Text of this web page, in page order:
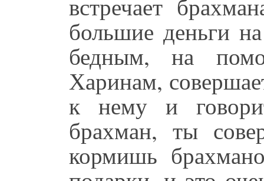
большие деньги
бедным, на
Харинам,
к нему и
брахман, ты
кормишь